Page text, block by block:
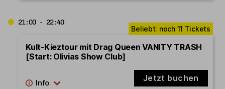
21:00 - 22:40
Kult-Kieztour mit Drag Queen VANITY TRASH
[Start: Olivias Show Club]
Jetzt buchen